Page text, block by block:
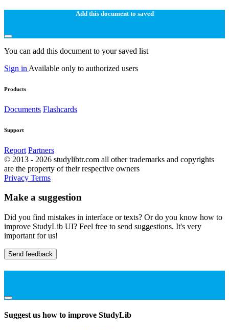
Add this document to saved
You can add this document to your saved list
Sign in Available only to authorized users
Products
Documents Flashcards
Support
Report Partners
© 2013 - 2026 studylibtr.com all other trademarks and copyrights
are the property of their respective owners
Privacy Terms
Make a suggestion
Did you find mistakes in interface or texts? Or do you know how to
improve StudyLib UI? Feel free to send suggestions. It's very
important for us!
Send feedback
Suggest us how to improve StudyLib